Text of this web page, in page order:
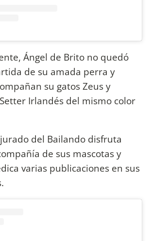
Ángel de Brito no quedó
de su amada perra y
su gatos Zeus y
Irlandés del mismo color
del Bailando disfruta
de sus mascotas y
varias publicaciones en sus